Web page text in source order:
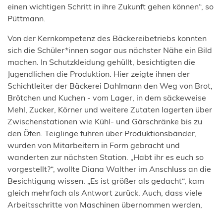
einen wichtigen Schritt in ihre Zukunft gehen können“, so
Püttmann.
Von der Kernkompetenz des Bäckereibetriebs konnten
sich die Schüler*innen sogar aus nächster Nähe ein Bild
machen. In Schutzkleidung gehüllt, besichtigten die
Jugendlichen die Produktion. Hier zeigte ihnen der
Schichtleiter der Bäckerei Dahlmann den Weg von Brot,
Brötchen und Kuchen - vom Lager, in dem säckeweise
Mehl, Zucker, Körner und weitere Zutaten lagerten über
Zwischenstationen wie Kühl- und Gärschränke bis zu
den Öfen. Teiglinge fuhren über Produktionsbänder,
wurden von Mitarbeitern in Form gebracht und
wanderten zur nächsten Station. „Habt ihr es euch so
vorgestellt?“, wollte Diana Walther im Anschluss an die
Besichtigung wissen. „Es ist größer als gedacht“, kam
gleich mehrfach als Antwort zurück. Auch, dass viele
Arbeitsschritte von Maschinen übernommen werden,